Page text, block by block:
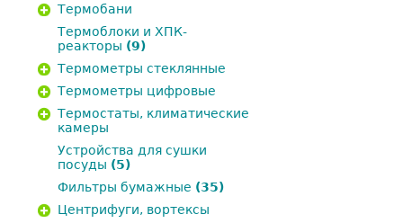
Термобани
Термоблоки и ХПК-
реакторы (9)
Термометры стеклянные
Термометры цифровые
Термостаты, климатические
камеры
Устройства для сушки
посуды (5)
Фильтры бумажные (35)
Центрифуги, вортексы